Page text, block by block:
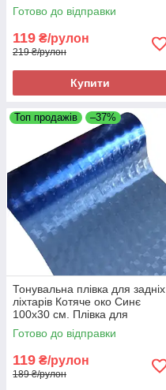
Готово до відправки
119 ₴/рулон
219 ₴/рулон
Купити
Топ продажів –37%
Тонувальна плівка для задніх
ліхтарів Котяче око Синє
100x30 см. Плівка для
тонування фар Синя
Готово до відправки
119 ₴/рулон
189 ₴/рулон